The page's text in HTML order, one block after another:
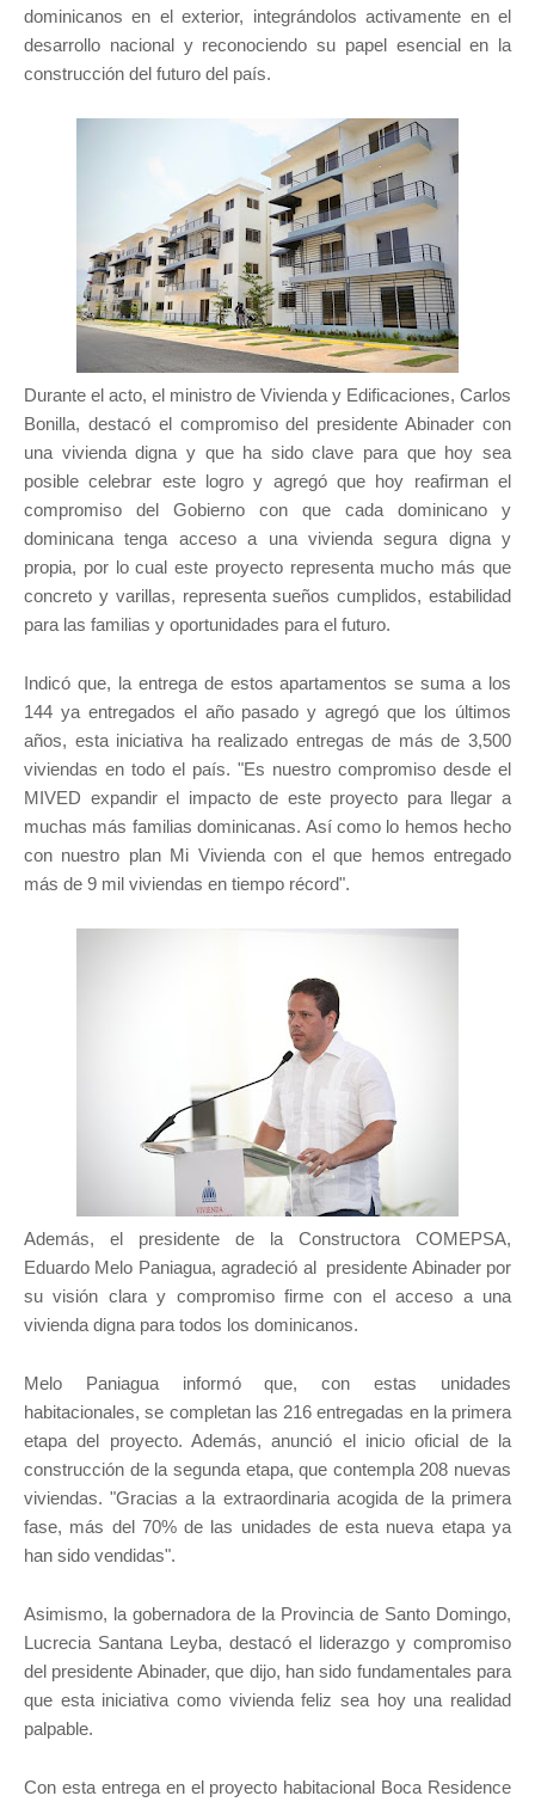
dominicanos en el exterior, integrándolos activamente en el
desarrollo nacional y reconociendo su papel esencial en la
construcción del futuro del país.
Durante el acto, el ministro de Vivienda y Edificaciones, Carlos
Bonilla, destacó el compromiso del presidente Abinader con
una vivienda digna y que ha sido clave para que hoy sea
posible celebrar este logro y agregó que hoy reafirman el
compromiso del Gobierno con que cada dominicano y
dominicana tenga acceso a una vivienda segura digna y
propia, por lo cual este proyecto representa mucho más que
concreto y varillas, representa sueños cumplidos, estabilidad
para las familias y oportunidades para el futuro.
Indicó que, la entrega de estos apartamentos se suma a los
144 ya entregados el año pasado y agregó que los últimos
años, esta iniciativa ha realizado entregas de más de 3,500
viviendas en todo el país. "Es nuestro compromiso desde el
MIVED expandir el impacto de este proyecto para llegar a
muchas más familias dominicanas. Así como lo hemos hecho
con nuestro plan Mi Vivienda con el que hemos entregado
más de 9 mil viviendas en tiempo récord".
Además, el presidente de la Constructora COMEPSA,
Eduardo Melo Paniagua, agradeció al presidente Abinader por
su visión clara y compromiso firme con el acceso a una
vivienda digna para todos los dominicanos.
Melo Paniagua informó que, con estas unidades
habitacionales, se completan las 216 entregadas en la primera
etapa del proyecto. Además, anunció el inicio oficial de la
construcción de la segunda etapa, que contempla 208 nuevas
viviendas. "Gracias a la extraordinaria acogida de la primera
fase, más del 70% de las unidades de esta nueva etapa ya
han sido vendidas".
Asimismo, la gobernadora de la Provincia de Santo Domingo,
Lucrecia Santana Leyba, destacó el liderazgo y compromiso
del presidente Abinader, que dijo, han sido fundamentales para
que esta iniciativa como vivienda feliz sea hoy una realidad
palpable.
Con esta entrega en el proyecto habitacional Boca Residence